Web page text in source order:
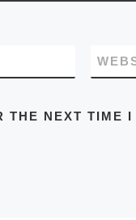
NEXT TIME I